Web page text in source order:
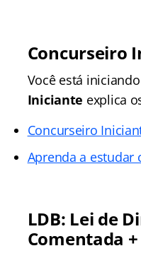
Concurseiro
Você está
Iniciante explica
Concurseiro
Aprenda a estudar
LDB: Lei de
Comentada